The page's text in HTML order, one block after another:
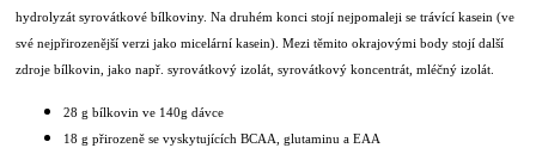
hydrolyzát syrovátkové bílkoviny. Na druhém konci stojí nejpomaleji se trávící kasein (ve
své nejpřirozenější verzi jako micelární kasein). Mezi těmito okrajovými body stojí další
zdroje bílkovin, jako např. syrovátkový izolát, syrovátkový koncentrát, mléčný izolát.
28 g bílkovin ve 140g dávce
18 g přirozeně se vyskytujících BCAA, glutaminu a EAA